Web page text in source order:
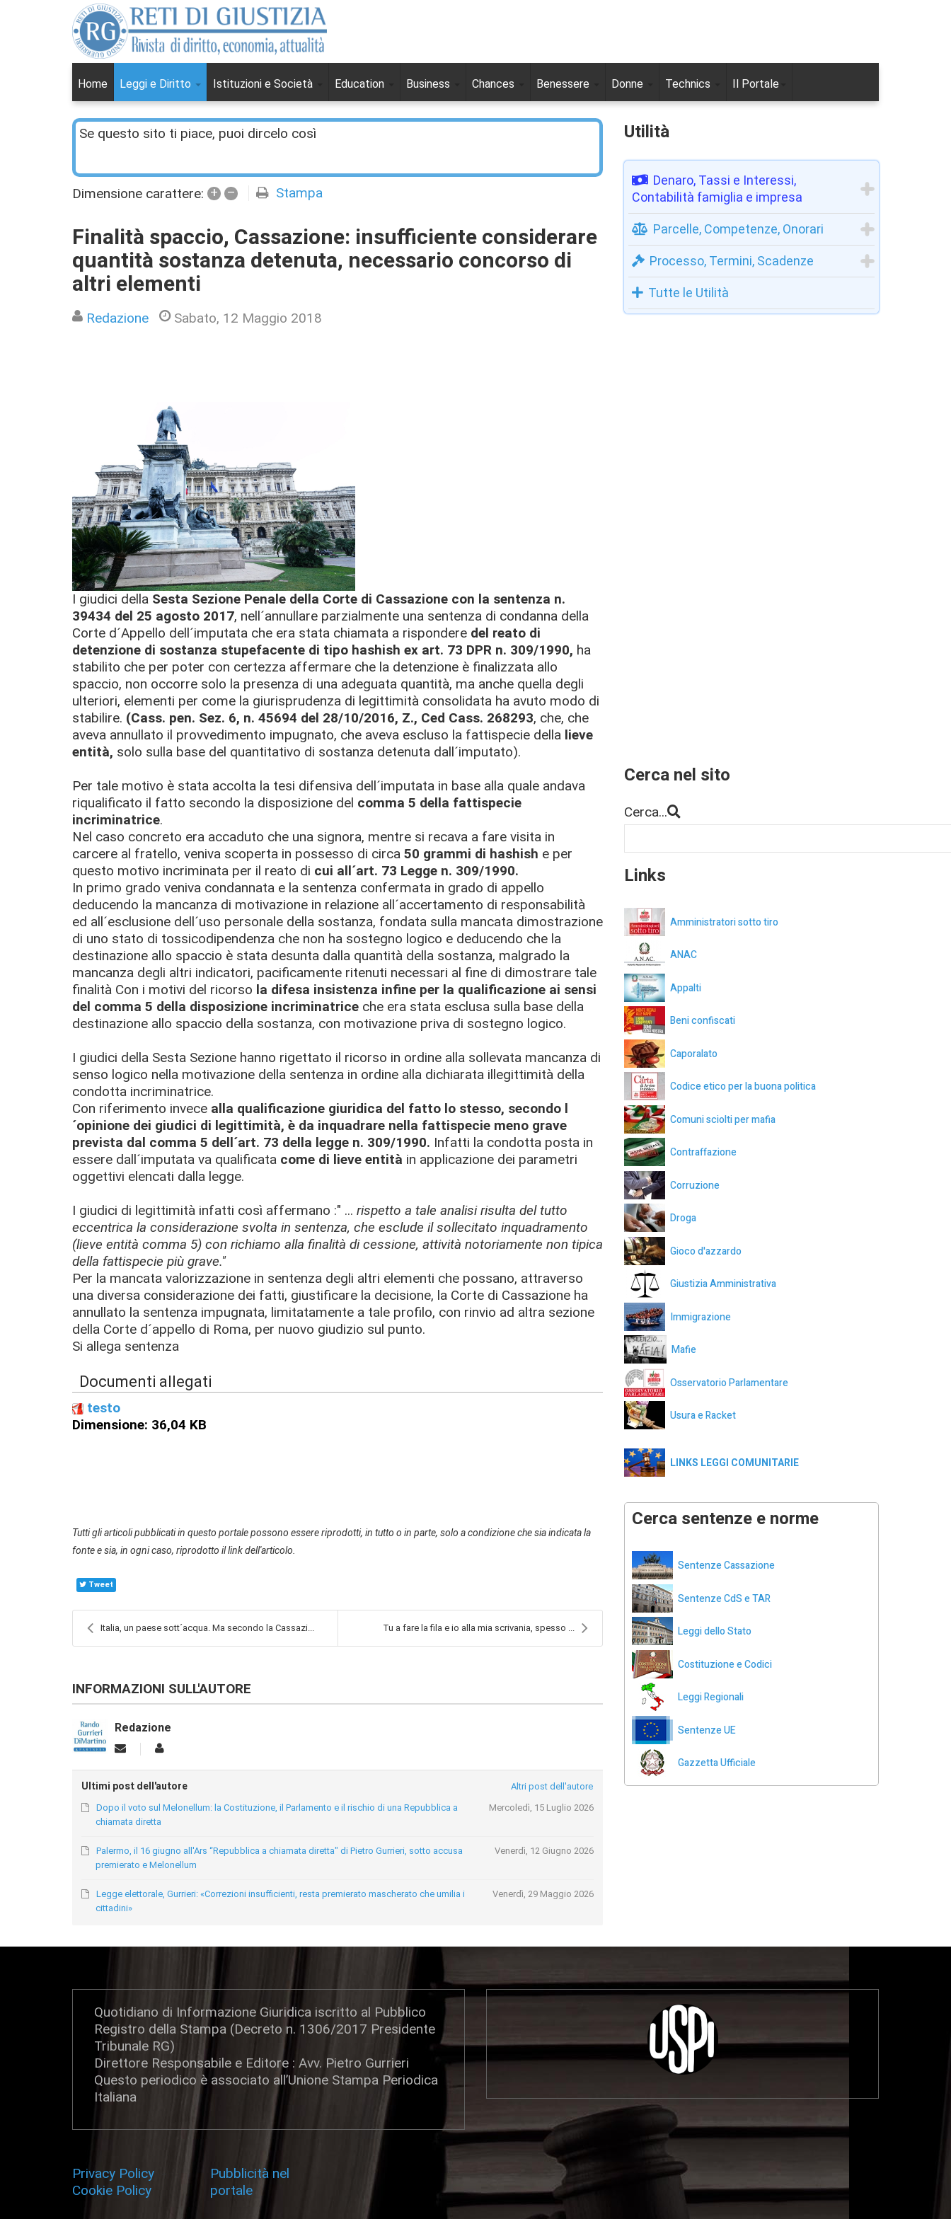
Home Leggi e Diritto Istituzioni e Società Education Business Chances Benessere Donne Technics Il Portale
Se questo sito ti piace, puoi dircelo così
Dimensione carattere: + – Stampa
Finalità spaccio, Cassazione: insufficiente considerare
quantità sostanza detenuta, necessario concorso di
altri elementi
Redazione Sabato, 12 Maggio 2018
I giudici della Sesta Sezione Penale della Corte di Cassazione con la sentenza n.
39434 del 25 agosto 2017, nell´annullare parzialmente una sentenza di condanna della
Corte d´Appello dell´imputata che era stata chiamata a rispondere del reato di
detenzione di sostanza stupefacente di tipo hashish ex art. 73 DPR n. 309/1990, ha
stabilito che per poter con certezza affermare che la detenzione è finalizzata allo
spaccio, non occorre solo la presenza di una adeguata quantità, ma anche quella degli
ulteriori, elementi per come la giurisprudenza di legittimità consolidata ha avuto modo di
stabilire. (Cass. pen. Sez. 6, n. 45694 del 28/10/2016, Z., Ced Cass. 268293, che, che
aveva annullato il provvedimento impugnato, che aveva escluso la fattispecie della lieve
entità, solo sulla base del quantitativo di sostanza detenuta dall´imputato).
Per tale motivo è stata accolta la tesi difensiva dell´imputata in base alla quale andava
riqualificato il fatto secondo la disposizione del comma 5 della fattispecie
incriminatrice.
Nel caso concreto era accaduto che una signora, mentre si recava a fare visita in
carcere al fratello, veniva scoperta in possesso di circa 50 grammi di hashish e per
questo motivo incriminata per il reato di cui all´art. 73 Legge n. 309/1990.
In primo grado veniva condannata e la sentenza confermata in grado di appello
deducendo la mancanza di motivazione in relazione all´accertamento di responsabilità
ed all´esclusione dell´uso personale della sostanza, fondata sulla mancata dimostrazione
di uno stato di tossicodipendenza che non ha sostegno logico e deducendo che la
destinazione allo spaccio è stata desunta dalla quantità della sostanza, malgrado la
mancanza degli altri indicatori, pacificamente ritenuti necessari al fine di dimostrare tale
finalità Con i motivi del ricorso la difesa insistenza infine per la qualificazione ai sensi
del comma 5 della disposizione incriminatrice che era stata esclusa sulla base della
destinazione allo spaccio della sostanza, con motivazione priva di sostegno logico.
I giudici della Sesta Sezione hanno rigettato il ricorso in ordine alla sollevata mancanza di
senso logico nella motivazione della sentenza in ordine alla dichiarata illegittimità della
condotta incriminatrice.
Con riferimento invece alla qualificazione giuridica del fatto lo stesso, secondo l
´opinione dei giudici di legittimità, è da inquadrare nella fattispecie meno grave
prevista dal comma 5 dell´art. 73 della legge n. 309/1990. Infatti la condotta posta in
essere dall´imputata va qualificata come di lieve entità in applicazione dei parametri
oggettivi elencati dalla legge.
I giudici di legittimità infatti così affermano :" ... rispetto a tale analisi risulta del tutto
eccentrica la considerazione svolta in sentenza, che esclude il sollecitato inquadramento
(lieve entità comma 5) con richiamo alla finalità di cessione, attività notoriamente non tipica
della fattispecie più grave."
Per la mancata valorizzazione in sentenza degli altri elementi che possano, attraverso
una diversa considerazione dei fatti, giustificare la decisione, la Corte di Cassazione ha
annullato la sentenza impugnata, limitatamente a tale profilo, con rinvio ad altra sezione
della Corte d´appello di Roma, per nuovo giudizio sul punto.
Si allega sentenza
Documenti allegati
testo
Dimensione: 36,04 KB
Tutti gli articoli pubblicati in questo portale possono essere riprodotti, in tutto o in parte, solo a condizione che sia indicata la
fonte e sia, in ogni caso, riprodotto il link dell'articolo.
Tweet
Italia, un paese sott´acqua. Ma secondo la Cassazi... Tu a fare la fila e io alla mia scrivania, spesso ...
INFORMAZIONI SULL'AUTORE
Redazione
Ultimi post dell'autore
Altri post dell'autore
Mercoledì, 15 Luglio 2026
Dopo il voto sul Melonellum: la Costituzione, il Parlamento e il rischio di una Repubblica a
chiamata diretta
Venerdì, 12 Giugno 2026
Palermo, il 16 giugno all'Ars “Repubblica a chiamata diretta" di Pietro Gurrieri, sotto accusa
premierato e Melonellum
Venerdì, 29 Maggio 2026
Legge elettorale, Gurrieri: «Correzioni insufficienti, resta premierato mascherato che umilia i
cittadini»
Utilità
Denaro, Tassi e Interessi,
Contabilità famiglia e impresa
Parcelle, Competenze, Onorari
Processo, Termini, Scadenze
Tutte le Utilità
Cerca nel sito
Cerca...
Links
Amministratori sotto tiro
ANAC
Appalti
Beni confiscati
Caporalato
Codice etico per la buona politica
Comuni sciolti per mafia
Contraffazione
Corruzione
Droga
Gioco d'azzardo
Giustizia Amministrativa
Immigrazione
Mafie
Osservatorio Parlamentare
Usura e Racket
LINKS LEGGI COMUNITARIE
Cerca sentenze e norme
Sentenze Cassazione
Sentenze CdS e TAR
Leggi dello Stato
Costituzione e Codici
Leggi Regionali
Sentenze UE
Gazzetta Ufficiale
Quotidiano di Informazione Giuridica iscritto al Pubblico
Registro della Stampa (Decreto n. 1306/2017 Presidente
Tribunale RG)
Direttore Responsabile e Editore : Avv. Pietro Gurrieri
Questo periodico è associato all’Unione Stampa Periodica
Italiana
Privacy Policy
Cookie Policy
Pubblicità nel
portale